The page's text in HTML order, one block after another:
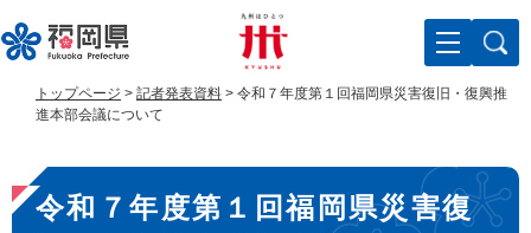
ー
ジ
す
。
ニ
ュ
し
て
トップページ > 記者発表資料 > 令和７年度第１回福岡県災害復旧・復興推
進本部会議について
本
文
令和７年度第１回福岡県災害復